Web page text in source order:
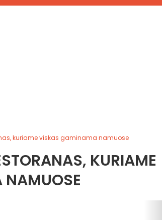
kuriame viskas gaminama namuose
KURIAME